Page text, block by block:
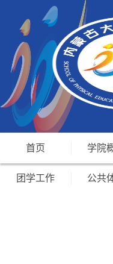
首页 学院
团学工作 公共